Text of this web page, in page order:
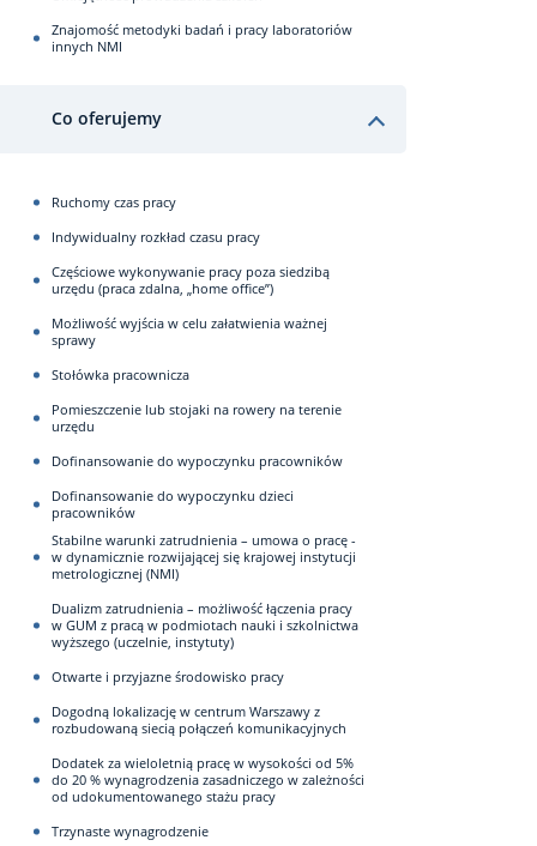
Znajomość metodyki badań i pracy laboratoriów
innych NMI
Co oferujemy
Ruchomy czas pracy
Indywidualny rozkład czasu pracy
Częściowe wykonywanie pracy poza siedzibą
urzędu (praca zdalna, „home office”)
Możliwość wyjścia w celu załatwienia ważnej
sprawy
Stołówka pracownicza
Pomieszczenie lub stojaki na rowery na terenie
urzędu
Dofinansowanie do wypoczynku pracowników
Dofinansowanie do wypoczynku dzieci
pracowników
Stabilne warunki zatrudnienia – umowa o pracę -
w dynamicznie rozwijającej się krajowej instytucji
metrologicznej (NMI)
Dualizm zatrudnienia – możliwość łączenia pracy
w GUM z pracą w podmiotach nauki i szkolnictwa
wyższego (uczelnie, instytuty)
Otwarte i przyjazne środowisko pracy
Dogodną lokalizację w centrum Warszawy z
rozbudowaną siecią połączeń komunikacyjnych
Dodatek za wieloletnią pracę w wysokości od 5%
do 20 % wynagrodzenia zasadniczego w zależności
od udokumentowanego stażu pracy
Trzynaste wynagrodzenie